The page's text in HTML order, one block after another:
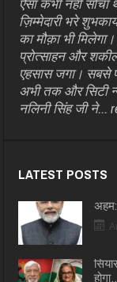
ज़िम्मेदारी भरे
का मौक़ा भी
प्रोत्साहन और
एहसास जगा। सबसे
अभी तक और सिटी
नलिनी सिंह जी ने...
LATEST POSTS